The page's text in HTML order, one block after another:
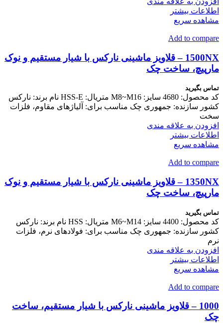
اطلاعات بیشتر
مشاهده سریع
Add to compare
1500NX – قلاویز ماشینی نارکس با شیار مستقیم و نوک
مارپیچ، ساخت چک
تماس بگیرید
کد محصول: 4680 سایز: M8~M16 متریال: HSS-E نام برند: نارکس
کشور سازنده: جمهوری چک مناسب برای: آلیاژهای مقاوم، فلزات
سخت
افزودن به علاقه مندی
اطلاعات بیشتر
مشاهده سریع
Add to compare
1350NX – قلاویز ماشینی نارکس با شیار مستقیم و نوک
مارپیچ، ساخت چک
تماس بگیرید
کد محصول: 4400 سایز: M6~M14 متریال: HSS نام برند: نارکس
کشور سازنده: جمهوری چک مناسب برای: فولادهای نرم، فلزات
نرم
افزودن به علاقه مندی
اطلاعات بیشتر
مشاهده سریع
Add to compare
1000 – قلاویز ماشینی نارکس با شیار مستقیم، ساخت
چک